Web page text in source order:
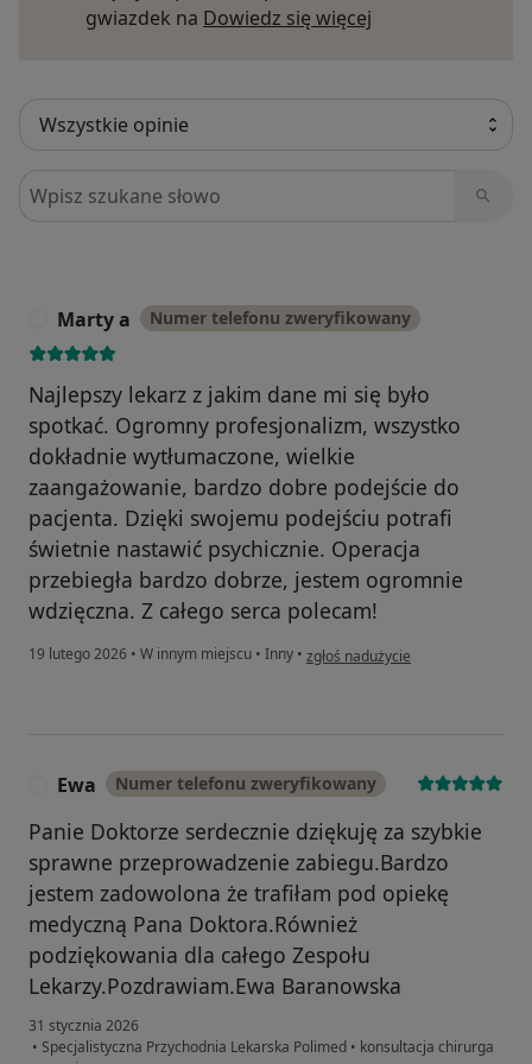
zakresu chirurgii naczyniowej,
gwiazdek na Dowiedz się więcej
Szukaj w opiniach
Marty a Numer telefonu zweryfikowany
Najlepszy lekarz z jakim dane mi się było
spotkać. Ogromny profesjonalizm, wszystko
dokładnie wytłumaczone, wielkie
zaangażowanie, bardzo dobre podejście do
pacjenta. Dzięki swojemu podejściu potrafi
świetnie nastawić psychicznie. Operacja
przebiegła bardzo dobrze, jestem ogromnie
wdzięczna. Z całego serca polecam!
19 lutego 2026 • W innym miejscu • Inny • w opinii użytkownika Marty a
zgłoś nadużycie
Ewa Numer telefonu zweryfikowany
Panie Doktorze serdecznie dziękuję za szybkie
sprawne przeprowadzenie zabiegu.Bardzo
jestem zadowolona że trafiłam pod opiekę
medyczną Pana Doktora.Również
podziękowania dla całego Zespołu
Lekarzy.Pozdrawiam.Ewa Baranowska
31 stycznia 2026
• Specjalistyczna Przychodnia Lekarska Polimed • konsultacja chirurga